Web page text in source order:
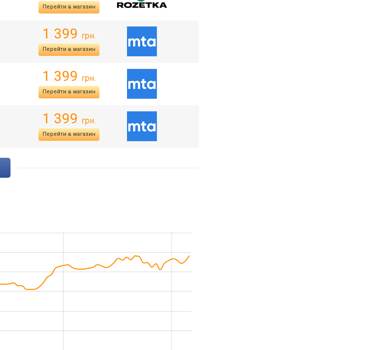
Перейти в магазин
1 399 грн.
Перейти в магазин
1 399 грн.
Перейти в магазин
1 399 грн.
Перейти в магазин